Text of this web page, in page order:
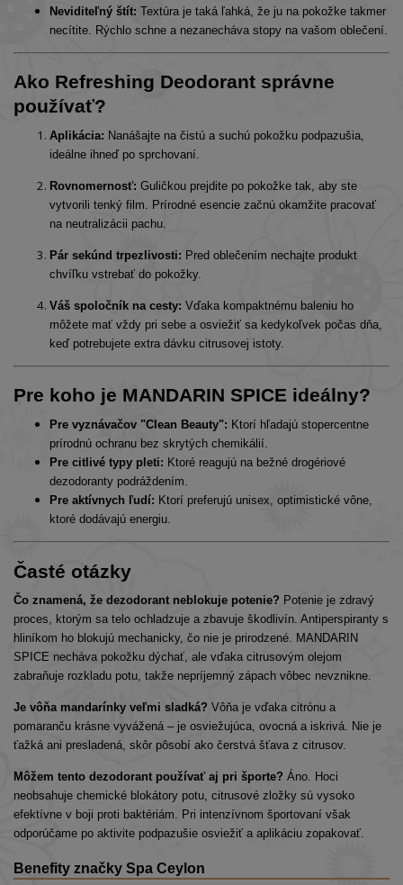
Neviditeľný štít: Textúra je taká ľahká, že ju na pokožke takmer
necítite. Rýchlo schne a nezanecháva stopy na vašom oblečení.
Ako Refreshing Deodorant správne
používať?
Aplikácia: Nanášajte na čistú a suchú pokožku podpazušia,
ideálne ihneď po sprchovaní.
Rovnomernosť: Guličkou prejdite po pokožke tak, aby ste
vytvorili tenký film. Prírodné esencie začnú okamžite pracovať
na neutralizácii pachu.
Pár sekúnd trpezlivosti: Pred oblečením nechajte produkt
chvíľku vstrebať do pokožky.
Váš spoločník na cesty: Vďaka kompaktnému baleniu ho
môžete mať vždy pri sebe a osviežiť sa kedykoľvek počas dňa,
keď potrebujete extra dávku citrusovej istoty.
Pre koho je MANDARIN SPICE ideálny?
Pre vyznávačov "Clean Beauty": Ktorí hľadajú stopercentne
prírodnú ochranu bez skrytých chemikálií.
Pre citlivé typy pleti: Ktoré reagujú na bežné drogériové
dezodoranty podráždením.
Pre aktívnych ľudí: Ktorí preferujú unisex, optimistické vône,
ktoré dodávajú energiu.
Časté otázky
Čo znamená, že dezodorant neblokuje potenie? Potenie je zdravý
proces, ktorým sa telo ochladzuje a zbavuje škodlivín. Antiperspiranty s
hliníkom ho blokujú mechanicky, čo nie je prirodzené. MANDARIN
SPICE necháva pokožku dýchať, ale vďaka citrusovým olejom
zabraňuje rozkladu potu, takže nepríjemný zápach vôbec nevznikne.
Je vôňa mandarínky veľmi sladká? Vôňa je vďaka citrónu a
pomaranču krásne vyvážená – je osviežujúca, ovocná a iskrivá. Nie je
ťažká ani presladená, skôr pôsobí ako čerstvá šťava z citrusov.
Môžem tento dezodorant používať aj pri športe? Áno. Hoci
neobsahuje chemické blokátory potu, citrusové zložky sú vysoko
efektívne v boji proti baktériám. Pri intenzívnom športovaní však
odporúčame po aktivite podpazušie osviežiť a aplikáciu zopakovať.
Benefity značky Spa Ceylon